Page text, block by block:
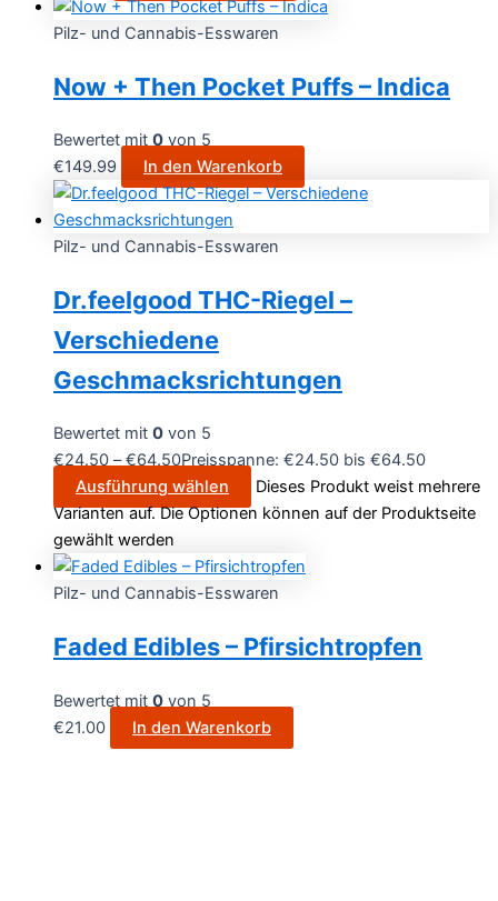
Pilz- und Cannabis-Esswaren
Now + Then Pocket Puffs – Indica
Bewertet mit 0 von 5
€149.99 In den Warenkorb
Pilz- und Cannabis-Esswaren
Dr.feelgood THC-Riegel –
Verschiedene
Geschmacksrichtungen
Bewertet mit 0 von 5
€24.50 –€64.50Preisspanne: €24.50 bis €64.50
Ausführung wählen
Dieses Produkt weist mehrere
Varianten auf. Die Optionen können auf der Produktseite
gewählt werden
Pilz- und Cannabis-Esswaren
Faded Edibles – Pfirsichtropfen
Bewertet mit 0 von 5
€21.00 In den Warenkorb